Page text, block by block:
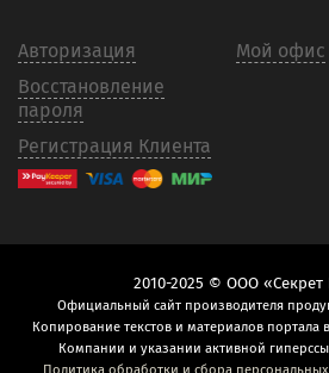
Авторизация
Восстановление
пароля
Регистрация Клиента
Мой офис
2010-2025 © ООО «Секрет
Официальный сайт производителя
Копирование текстов и материалов
Компании и указании активной
Политика обработки и сбора